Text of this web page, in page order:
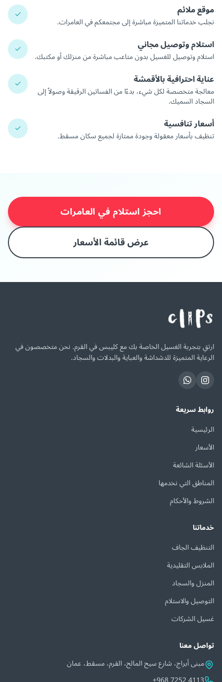
✓ موقع ملائم
نجلب خدماتنا المتميزة مباشرة إلى مجتمعكم في العامرات.
✓ استلام وتوصيل مجاني
استلام وتوصيل للغسيل بدون متاعب مباشرة من منزلك أو مكتبك.
✓ عناية احترافية بالأقمشة
معالجة متخصصة لكل شيء، بدءًا من الفساتين الرقيقة وصولاً إلى
السجاد السميك.
✓ أسعار تنافسية
تنظيف بأسعار معقولة وجودة ممتازة لجميع سكان مسقط.
احجز استلام في العامرات
عرض قائمة الأسعار
ارتقِ بتجربة الغسيل الخاصة بك مع كليبس في القرم. نحن متخصصون في
الرعاية المتميزة للدشداشة والعباية والبدلات والسجاد.
روابط سريعة
الرئيسية
الأسعار
الأسئلة الشائعة
المناطق التي نخدمها
الشروط والأحكام
خدماتنا
التنظيف الجاف
الملابس التقليدية
المنزل والسجاد
التوصيل والاستلام
غسيل الشركات
تواصل معنا
مبنى أبراج، شارع سيح المالح، القرم، مسقط، عمان